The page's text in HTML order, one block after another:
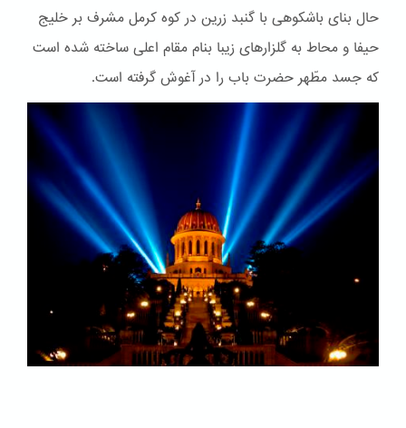
حال بنای باشكوهی با گنبد زرین در کوه کرمل مشرف بر خلیج
حیفا و محاط به گلزارهای زیبا بنام مقام اعلی ساخته شده است
که جسد مطّهر حضرت باب را در آغوش گرفته است.